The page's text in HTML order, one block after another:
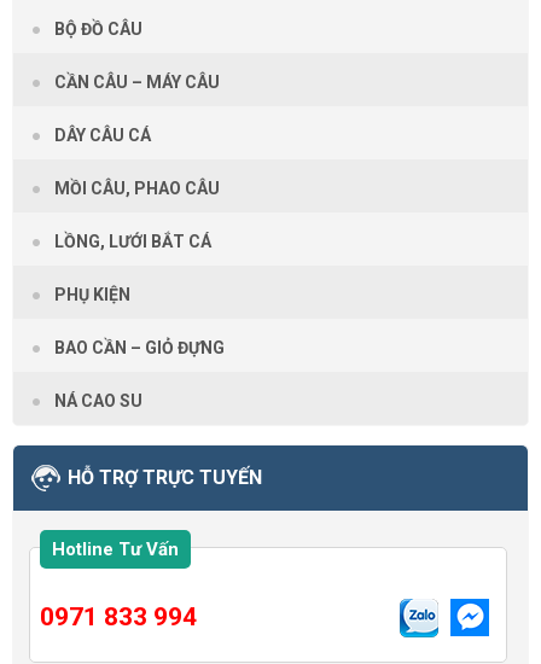
BỘ ĐỒ CÂU
CẦN CÂU – MÁY CÂU
DÂY CÂU CÁ
MỒI CÂU, PHAO CÂU
LỒNG, LƯỚI BẮT CÁ
PHỤ KIỆN
BAO CẦN – GIỎ ĐỰNG
NÁ CAO SU
HỖ TRỢ TRỰC TUYẾN
Hotline Tư Vấn
0971 833 994